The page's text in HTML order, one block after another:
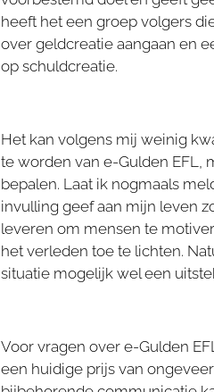
heeft het een groep volgers
over geldcreatie aangaan en
op schuldcreatie.
Het kan volgens mij weinig
te worden van e-Gulden EFL,
bepalen. Laat ik nogmaals
invulling geef aan mijn leven
leveren om mensen te
het verleden toe te lichten.
situatie mogelijk wel een
Voor vragen over e-Gulden
een huidige prijs van